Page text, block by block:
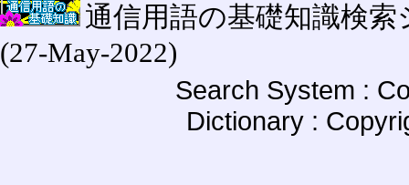
通信用語の基礎知識検索
(27-May-2022)
Search System :
Dictionary :